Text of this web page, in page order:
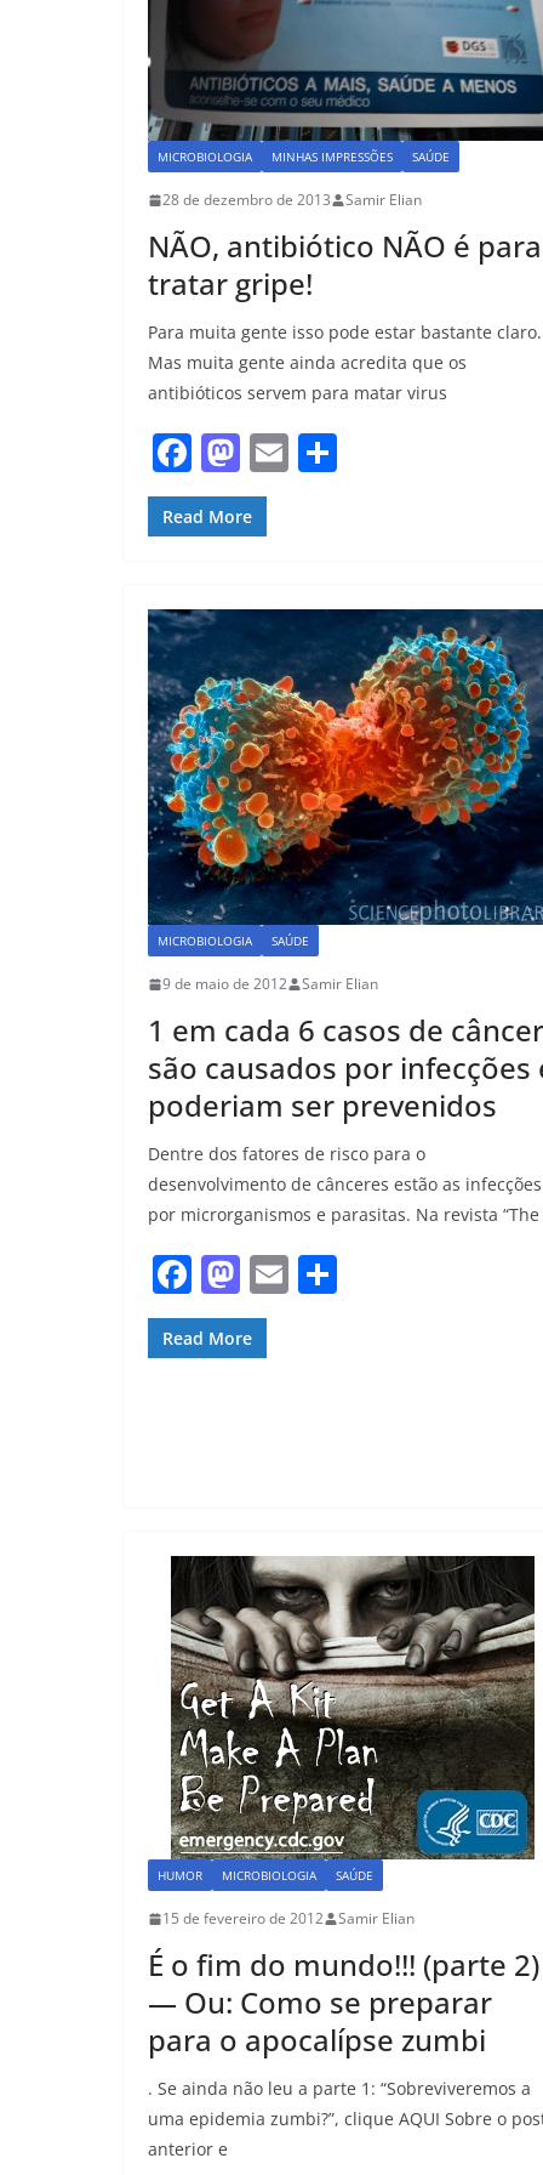
MICROBIOLOGIA MINHAS IMPRESSÕES SAÚDE
28 de dezembro de 2013 Samir Elian
NÃO, antibiótico NÃO é para
tratar gripe!
Para muita gente isso pode estar bastante claro.
Mas muita gente ainda acredita que os
antibióticos servem para matar virus
F
a
c
b
o
o
k
M
a
st
d
o
n
E
Read More
MICROBIOLOGIA SAÚDE
9 de maio de 2012 Samir Elian
1 em cada 6 casos de câncer
são causados por infecções
poderiam ser prevenidos
Dentre dos fatores de risco para o
desenvolvimento de cânceres estão as infecções
por microrganismos e parasitas. Na revista “The
F
a
c
k
M
a
st
E
Read More
HUMOR MICROBIOLOGIA SAÚDE
15 de fevereiro de 2012 Samir Elian
É o fim do mundo!!! (parte 2)
— Ou: Como se preparar
para o apocalípse zumbi
. Se ainda não leu a parte 1: “Sobreviveremos a
uma epidemia zumbi?”, clique AQUI Sobre o
anterior e